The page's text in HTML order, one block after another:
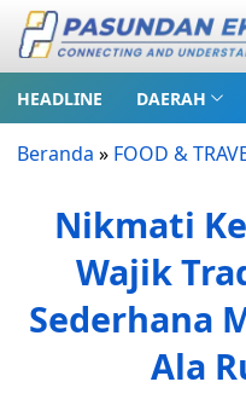
HEADLINE DAERAH
Beranda » FOOD &
Nikmati
Wajik
Sederhana
Ala